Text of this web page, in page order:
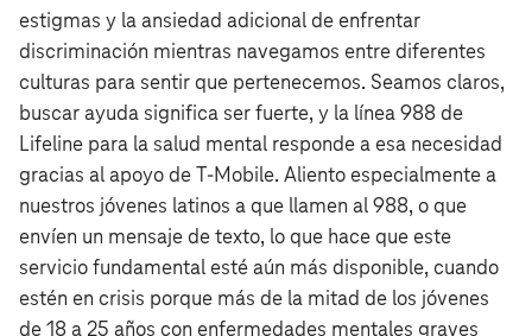
estigmas y la ansiedad adicional de enfrentar
discriminación mientras navegamos entre diferentes
culturas para sentir que pertenecemos. Seamos claros,
buscar ayuda significa ser fuerte, y la línea 988 de
Lifeline para la salud mental responde a esa necesidad
gracias al apoyo de T‑Mobile. Aliento especialmente a
nuestros jóvenes latinos a que llamen al 988, o que
envíen un mensaje de texto, lo que hace que este
servicio fundamental esté aún más disponible, cuando
estén en crisis porque más de la mitad de los jóvenes
de 18 a 25 años con enfermedades mentales graves